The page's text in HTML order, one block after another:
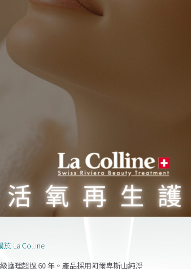
於 La Colline
護理超過 60 年。產品採用阿爾卑斯山純淨